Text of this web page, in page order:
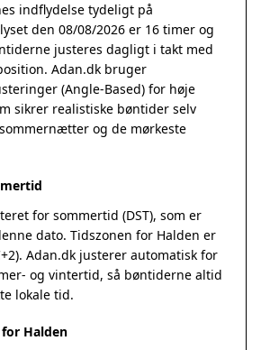
indflydelse tydeligt på
den 08/08/2026 er 16 timer og
justeres dagligt i takt med
Adan.dk bruger
(Angle-Based) for høje
sikrer realistiske bøntider selv
og de mørkeste
for sommertid (DST), som er
dato. Tidszonen for Halden er
Adan.dk justerer automatisk for
og vintertid, så bøntiderne altid
lokale tid.
Halden